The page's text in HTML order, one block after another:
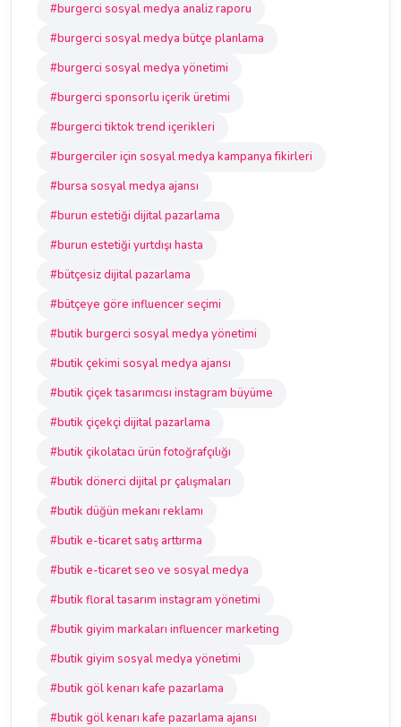
#burgerci sosyal medya analiz raporu
#burgerci sosyal medya bütçe planlama
#burgerci sosyal medya yönetimi
#burgerci sponsorlu içerik üretimi
#burgerci tiktok trend içerikleri
#burgerciler için sosyal medya kampanya fikirleri
#bursa sosyal medya ajansı
#burun estetiği dijital pazarlama
#burun estetiği yurtdışı hasta
#bütçesiz dijital pazarlama
#bütçeye göre influencer seçimi
#butik burgerci sosyal medya yönetimi
#butik çekimi sosyal medya ajansı
#butik çiçek tasarımcısı instagram büyüme
#butik çiçekçi dijital pazarlama
#butik çikolatacı ürün fotoğrafçılığı
#butik dönerci dijital pr çalışmaları
#butik düğün mekanı reklamı
#butik e-ticaret satış arttırma
#butik e-ticaret seo ve sosyal medya
#butik floral tasarım instagram yönetimi
#butik giyim markaları influencer marketing
#butik giyim sosyal medya yönetimi
#butik göl kenarı kafe pazarlama
#butik göl kenarı kafe pazarlama ajansı